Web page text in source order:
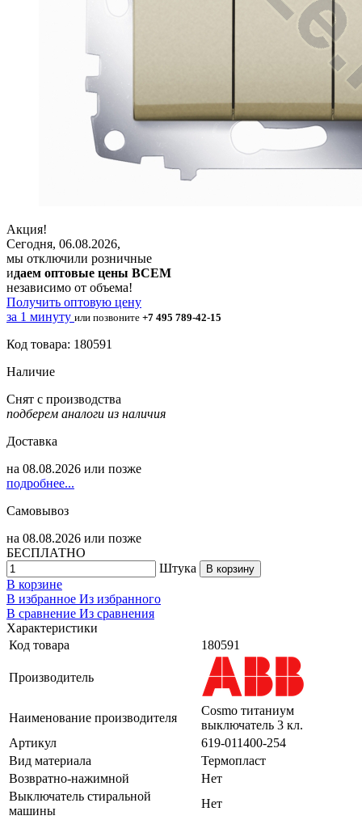
Акция!
Сегодня, 06.08.2026,
мы отключили розничные
идаем оптовые цены ВСЕМ
независимо от объема!
Получить оптовую цену
за 1 минуту или позвоните +7 495 789-42-15
Код товара: 180591
Наличие
Снят с производства
подберем аналоги из наличия
Доставка
на 08.08.2026 или позже
подробнее...
Самовывоз
на 08.08.2026 или позже
БЕСПЛАТНО
Штука
В корзину
В корзине
В избранное Из избранного
В сравнение Из сравнения
Характеристики
Код товара
180591
Производитель
Наименование производителя
Cosmo титаниум
выключатель 3 кл.
Артикул
619-011400-254
Вид материала
Термопласт
Возвратно-нажимной
Нет
Выключатель стиральной
машины
Нет